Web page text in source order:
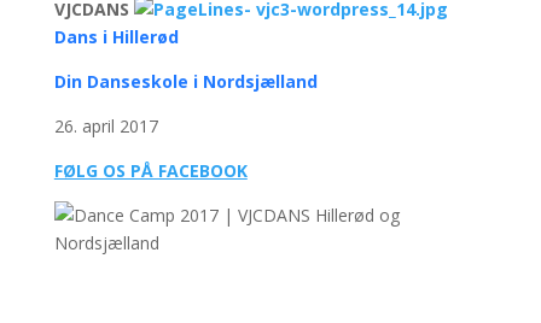
VJCDANS
Dans i Hillerød
Din Danseskole i Nordsjælland
26. april 2017
FØLG OS PÅ FACEBOOK